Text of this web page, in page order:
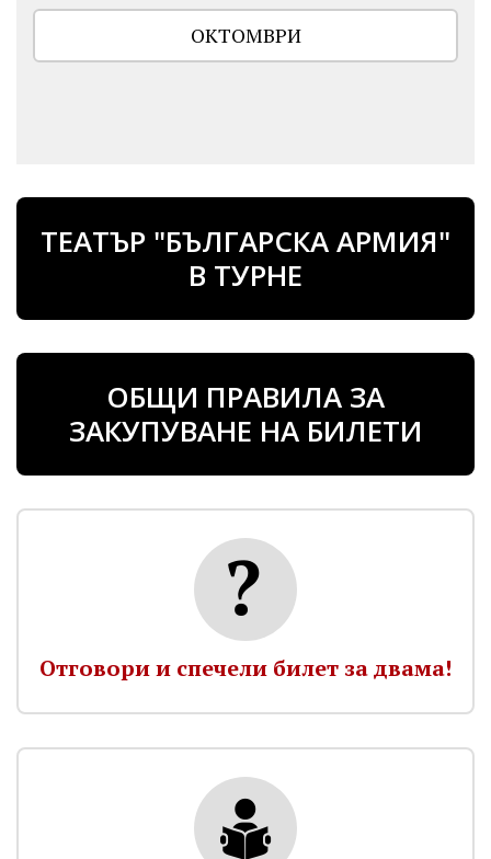
ОКТОМВРИ
ТЕАТЪР "БЪЛГАРСКА АРМИЯ"
В ТУРНЕ
ОБЩИ ПРАВИЛА ЗА
ЗАКУПУВАНЕ НА БИЛЕТИ
Отговори и спечели билет за двама!